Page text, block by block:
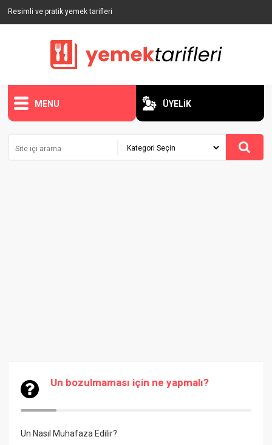
Resimli ve pratik yemek tarifleri
MENU ÜYELİK
Un bozulmaması için ne yapmalı?
Un Nasıl Muhafaza Edilir?